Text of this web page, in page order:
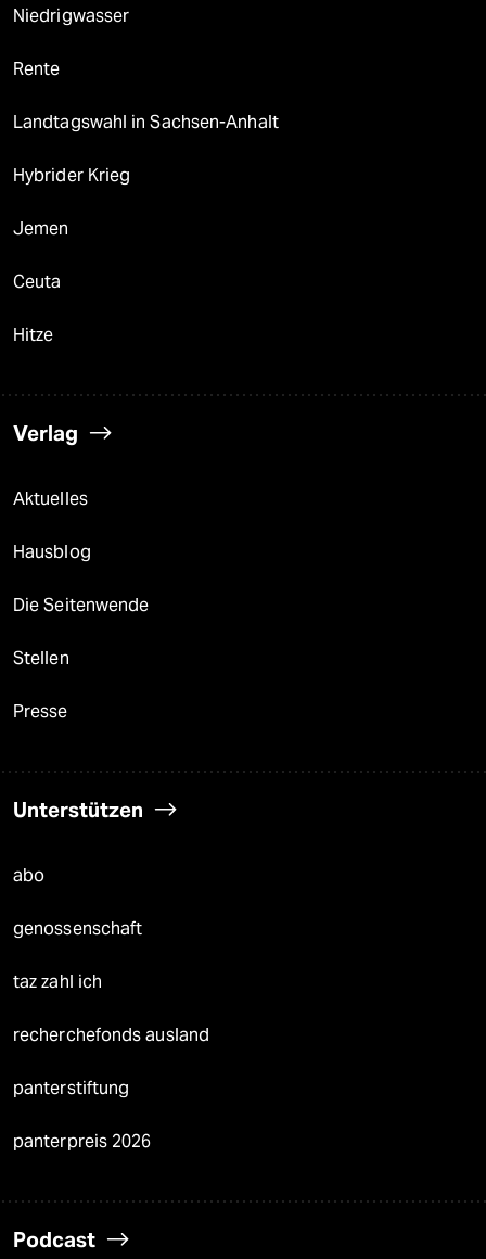
Niedrigwasser
Rente
Landtagswahl in Sachsen-Anhalt
Hybrider Krieg
Jemen
Ceuta
Hitze
Verlag
Aktuelles
Hausblog
Die Seitenwende
Stellen
Presse
Unterstützen
abo
genossenschaft
taz zahl ich
recherchefonds ausland
panterstiftung
panterpreis 2026
Podcast